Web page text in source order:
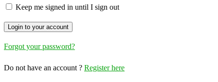
Keep me signed in until I sign out
Forgot your password?
Do not have an account ? Register here